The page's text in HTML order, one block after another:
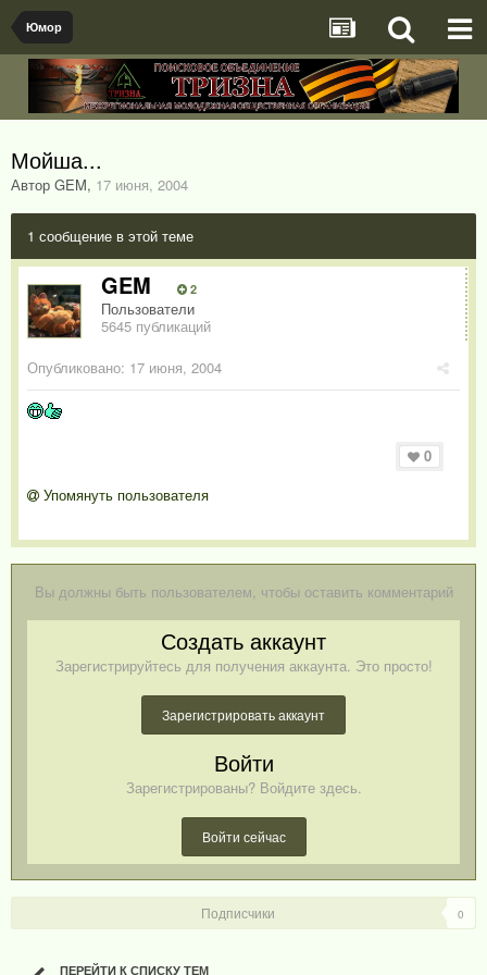
Юмор
Мойша...
Автор GEM, 17 июня, 2004
1 сообщение в этой теме
GEM 2
Пользователи
5645 публикаций
Опубликовано: 17 июня, 2004
0
Упомянуть пользователя
Вы должны быть пользователем, чтобы оставить комментарий
Создать аккаунт
Зарегистрируйтесь для получения аккаунта. Это просто!
Зарегистрировать аккаунт
Войти
Зарегистрированы? Войдите здесь.
Войти сейчас
Подписчики 0
ПЕРЕЙТИ К СПИСКУ ТЕМ